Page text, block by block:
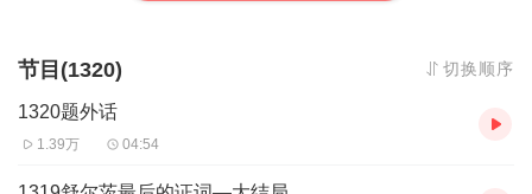
节目(1320) 切换顺序
1320题外话
1.39万 04:54